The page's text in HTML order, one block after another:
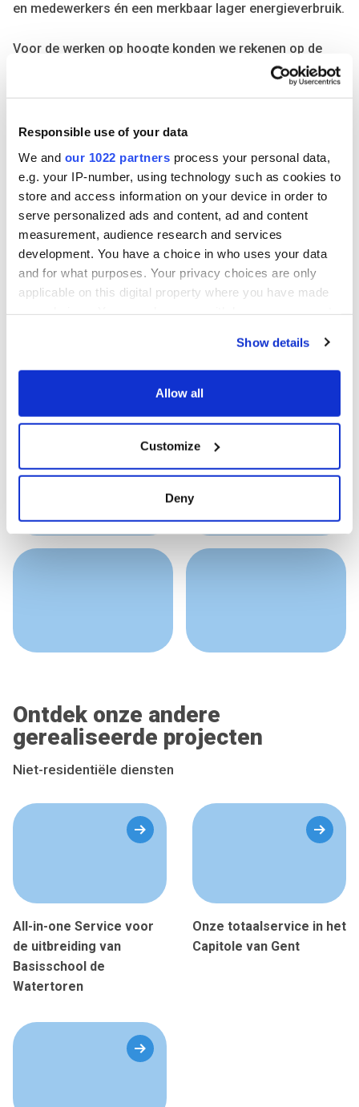
Responsible use of your data
We and our 1022 partners process your personal data,
e.g. your IP-number, using technology such as cookies to
store and access information on your device in order to
serve personalized ads and content, ad and content
measurement, audience research and services
development. You have a choice in who uses your data
and for what purposes. Your privacy choices are only
applicable on this digital property where you have made
If you allow, we would also like to:
which can be accurate to within several meters
Identify your device by actively scanning it for
specific characteristics (fingerprinting)
Find out more about how your personal data is processed
and set your preferences in the
We use cookies to personalise content and ads, to
provide social media features and to analyse our traffic.
provided to them or that they’ve collected from your use
Show details
Allow all
Customize
Deny
en medewerkers én een merkbaar lager energieverbruik.
Voor de werken op hoogte konden we rekenen op de
steun van een gespecialiseerd team, waardoor
Dit project illustreert hoe AirX met de juiste expertise en
efficiënte totaaloplossing.
Heeft u zelf een uitdagend
ventilatieproject? AirX staat
klaar om uw installatie naar een
hoger niveau te tillen.
Ontdek onze andere
gerealiseerde projecten
Niet-residentiële diensten
All-in-one Service voor
de uitbreiding van
Basisschool de
Watertoren
Onze totaalservice in het
Capitole van Gent